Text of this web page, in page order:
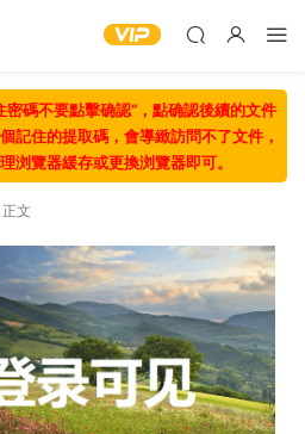
碼不要點擊确認“，點确認後續的文件
記住的提取碼，會導緻訪問不了文件，
浏覽器緩存或更換浏覽器即可。
正文